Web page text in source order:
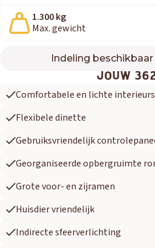
1.300 kg
Max. gewicht
Indeling 362
JOUW
Comfortabele en lichte interieurs
Flexibele dinette
Gebruiksvriendelijk
Georganiseerde opbergruimte
Grote voor- en zijramen
Huisdier vriendelijk
Indirecte sfeerverlichting